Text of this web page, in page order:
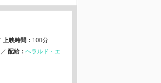
上映時間： 100分
／ 配給： ヘラルド・エ